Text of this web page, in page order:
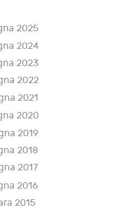
2025
2024
2023
2022
2021
2020
2019
2018
2017
2016
2015